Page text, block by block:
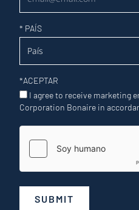
* PAÍS
*ACEPTAR
I agree to receive marketing
Corporation Bonaire in
SUBMIT